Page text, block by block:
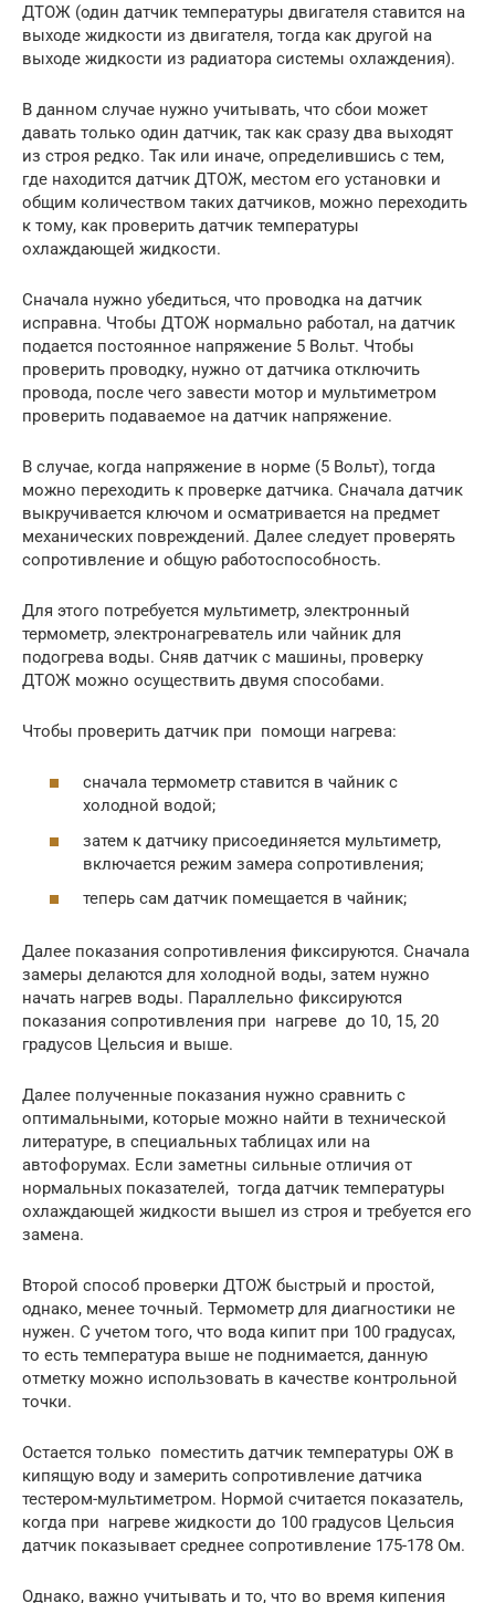
ДТОЖ (один датчик температуры двигателя ставится на
выходе жидкости из двигателя, тогда как другой на
выходе жидкости из радиатора системы охлаждения).
В данном случае нужно учитывать, что сбои может
давать только один датчик, так как сразу два выходят
из строя редко. Так или иначе, определившись с тем,
где находится датчик ДТОЖ, местом его установки и
общим количеством таких датчиков, можно переходить
к тому, как проверить датчик температуры
охлаждающей жидкости.
Сначала нужно убедиться, что проводка на датчик
исправна. Чтобы ДТОЖ нормально работал, на датчик
подается постоянное напряжение 5 Вольт. Чтобы
проверить проводку, нужно от датчика отключить
провода, после чего завести мотор и мультиметром
проверить подаваемое на датчик напряжение.
В случае, когда напряжение в норме (5 Вольт), тогда
можно переходить к проверке датчика. Сначала датчик
выкручивается ключом и осматривается на предмет
механических повреждений. Далее следует проверять
сопротивление и общую работоспособность.
Для этого потребуется мультиметр, электронный
термометр, электронагреватель или чайник для
подогрева воды. Сняв датчик с машины, проверку
ДТОЖ можно осуществить двумя способами.
Чтобы проверить датчик при помощи нагрева:
сначала термометр ставится в чайник с
холодной водой;
затем к датчику присоединяется мультиметр,
включается режим замера сопротивления;
теперь сам датчик помещается в чайник;
Далее показания сопротивления фиксируются. Сначала
замеры делаются для холодной воды, затем нужно
начать нагрев воды. Параллельно фиксируются
показания сопротивления при нагреве до 10, 15, 20
градусов Цельсия и выше.
Далее полученные показания нужно сравнить с
оптимальными, которые можно найти в технической
литературе, в специальных таблицах или на
автофорумах. Если заметны сильные отличия от
нормальных показателей, тогда датчик температуры
охлаждающей жидкости вышел из строя и требуется его
замена.
Второй способ проверки ДТОЖ быстрый и простой,
однако, менее точный. Термометр для диагностики не
нужен. С учетом того, что вода кипит при 100 градусах,
то есть температура выше не поднимается, данную
отметку можно использовать в качестве контрольной
точки.
Остается только поместить датчик температуры ОЖ в
кипящую воду и замерить сопротивление датчика
тестером-мультиметром. Нормой считается показатель,
когда при нагреве жидкости до 100 градусов Цельсия
датчик показывает среднее сопротивление 175-178 Ом.
Однако, важно учитывать и то, что во время кипения